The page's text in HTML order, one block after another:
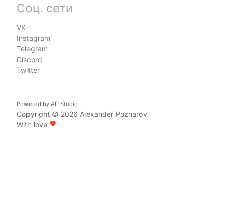
Соц. сети
VK
Instagram
Telegram
Discord
Twitter
Powered by AP Studio
Copyright © 2026 Alexander Pozharov
With love favorite